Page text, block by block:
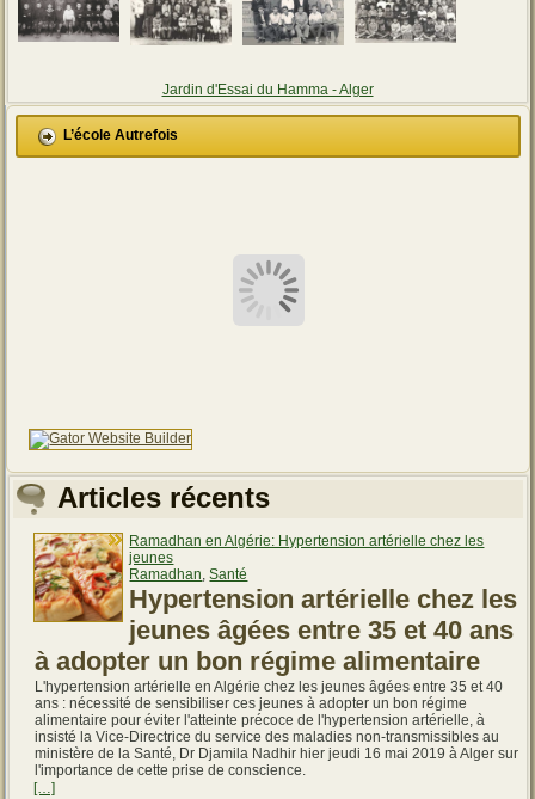
Jardin d'Essai du Hamma - Alger
L’école Autrefois
Articles récents
Ramadhan en Algérie: Hypertension artérielle chez les
jeunes
Ramadhan,Santé
Hypertension artérielle chez les
jeunes âgées entre 35 et 40 ans
à adopter un bon régime alimentaire
L'hypertension artérielle en Algérie chez les jeunes âgées entre 35 et 40
ans : nécessité de sensibiliser ces jeunes à adopter un bon régime
alimentaire pour éviter l'atteinte précoce de l'hypertension artérielle, à
insisté la Vice-Directrice du service des maladies non-transmissibles au
ministère de la Santé, Dr Djamila Nadhir hier jeudi 16 mai 2019 à Alger sur
l'importance de cette prise de conscience.
[…]